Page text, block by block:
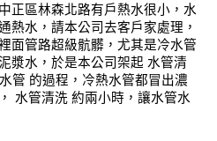
正區林森北路有戶熱水很小，水
熱水，請本公司去客戶家處理，
面管路超級骯髒，尤其是冷水管
漿水，於是本公司架起 水管清
管 的過程，冷熱水管都冒出濃
水管清洗 約兩小時，讓水管水